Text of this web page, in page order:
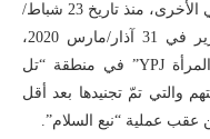
ضمن صفوف قوات سوريا الديمقراطية هي الأخرى، منذ تاريخ 23 شباط/
فبراير 2019، حتى لحظة إعداد هذا التقرير في 31 آذار/مارس 2020،
حيث أنّ عائلتها ناشدت “وحدات حماية المرأة YPJ” في منطقة “تل
والتي تمّ تجنيدها بعد أقل
عملية “نبع السلام”.